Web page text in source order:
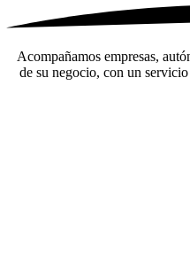
Acompañamos empresas,
de su negocio, con un